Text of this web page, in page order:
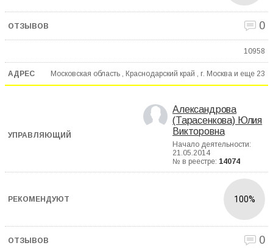
0
10958
Московская область , Краснодарский край , г. Москва и еще 23
Александрова
(Тарасенкова) Юлия
Викторовна
Начало деятельности:
21.05.2014
№ в реестре: 14074
100%
0